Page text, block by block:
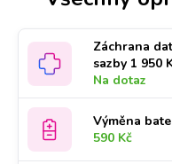
Záchrana
sazby 1 950
Na dotaz
Výměna
590 Kč